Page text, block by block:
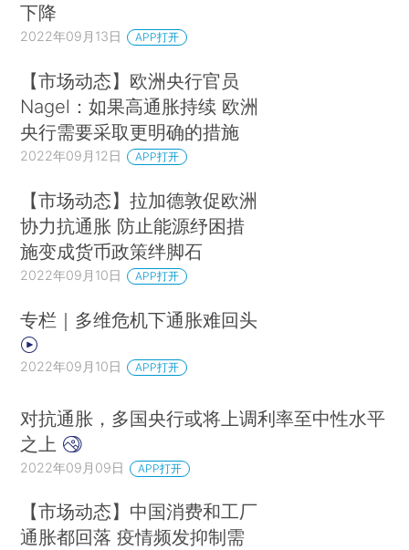
下降
2022年09月13日 APP打开
【市场动态】欧洲央行官员
Nagel：如果高通胀持续 欧洲
央行需要采取更明确的措施
2022年09月12日 APP打开
【市场动态】拉加德敦促欧洲
协力抗通胀 防止能源纾困措
施变成货币政策绊脚石
2022年09月10日 APP打开
专栏｜多维危机下通胀难回头
2022年09月10日 APP打开
对抗通胀，多国央行或将上调利率至中性水平
之上
2022年09月09日 APP打开
【市场动态】中国消费和工厂
通胀都回落 疫情频发抑制需